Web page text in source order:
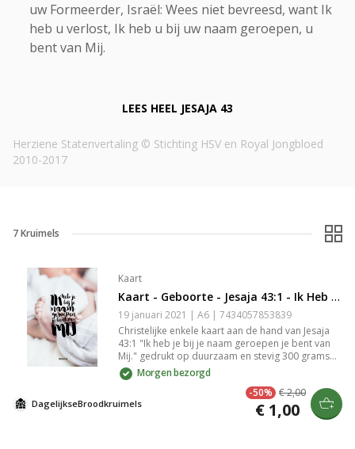
uw Formeerder, Israël: Wees niet bevreesd, want Ik
heb u verlost, Ik heb u bij uw naam geroepen, u
bent van Mij.
LEES HEEL JESAJA 43
Herziene Statenvertaling © Stichting HSV en Royal Jongbloed
2010-2017
7Kruimels
Kaart
Kaart - Geboorte - Jesaja 43:1 - Ik Heb Je bij Je Naam Geroepen
19 januari 2021 | A6 | 7434057853839
Christelijke enkele kaart aan de hand van Jesaja
43:1 "Ik heb je bij je naam geroepen je bent van
Mij." gedrukt op duurzaam en stevig 300 grams
papier met een matte look. Op de goed
beschrijfbare achterkant van de kaart staat het
logo van DagelijkseBroodkruimels en een kleine
streepjescode. De achterkant is verder volledig
blanco. Lekker veel schrijfruimte dus. Het
Morgen bezorgd
DagelijkseBroodkruimels
€ 2,00
-50%
€ 1,00